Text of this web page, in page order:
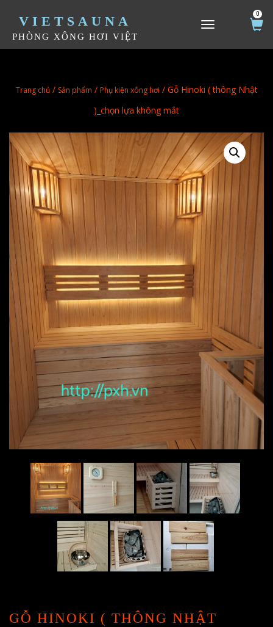
VIETSAUNA
PHÒNG XÔNG HƠI VIỆT
TOGGLE NAVIGATION
0
Trang chủ/ Sản phẩm / Phụ kiện xông hơi / Gỗ Hinoki ( thông Nhật
)_chọn lựa không mắt
GỖ HINOKI ( THÔNG NHẬT